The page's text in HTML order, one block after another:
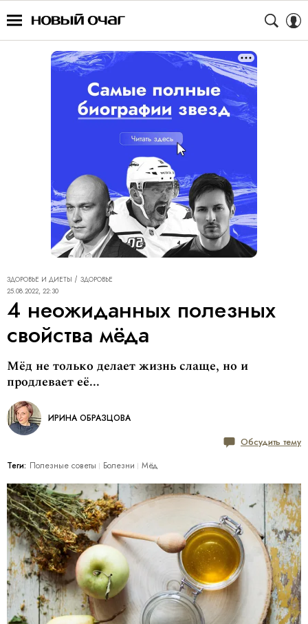
ЗДОРОВЬЕ И ДИЕТЫ
ЗДОРОВЬЕ
25.08.2022, 22:30
4 неожиданных полезных
свойства мёда
Мёд не только делает жизнь слаще, но и
продлевает её...
ИРИНА ОБРАЗЦОВА
Обсудить тему
Теги: Полезные советы Болезни Мёд